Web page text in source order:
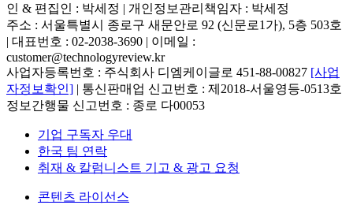
인 & 편집인 : 박세정 | 개인정보관리책임자 : 박세정
주소 : 서울특별시 종로구 새문안로 92 (신문로1가), 5층 503호
| 대표번호 : 02-2038-3690 | 이메일 :
customer@technologyreview.kr
사업자등록번호 : 주식회사 디엠케이글로 451-88-00827 [사업
자정보확인] | 통신판매업 신고번호 : 제2018-서울영등-0513호
정보간행물 신고번호 : 종로 다00053
기업 구독자 우대
한국 팀 연락
취재 & 칼럼니스트 기고 & 광고 요청
콘텐츠 라이선스